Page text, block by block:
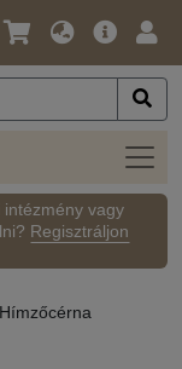
Nyelv
Pénznem
Fő
vagy
Regisztráljon
Hímzőcérna